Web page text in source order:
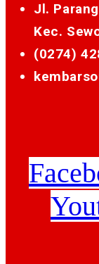
Jl.
Kec.
(0274)